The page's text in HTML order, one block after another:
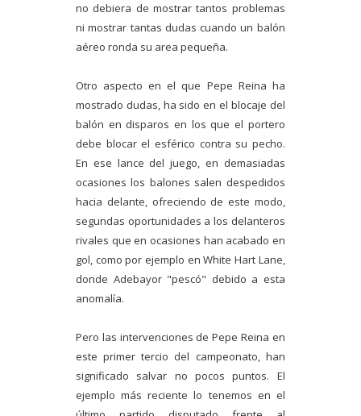
no debiera de mostrar tantos problemas
ni mostrar tantas dudas cuando un balón
aéreo ronda su area pequeña.
Otro aspecto en el que Pepe Reina ha
mostrado dudas, ha sido en el blocaje del
balón en disparos en los que el portero
debe blocar el esférico contra su pecho.
En ese lance del juego, en demasiadas
ocasiones los balones salen despedidos
hacia delante, ofreciendo de este modo,
segundas oportunidades a los delanteros
rivales que en ocasiones han acabado en
gol, como por ejemplo en White Hart Lane,
donde Adebayor "pescó" debido a esta
anomalía.
Pero las intervenciones de Pepe Reina en
este primer tercio del campeonato, han
significado salvar no pocos puntos. El
ejemplo más reciente lo tenemos en el